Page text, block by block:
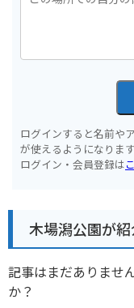
ログインすると名前や
が使えるようになります
ログイン・会員登録は
木場潟公園が
記事はまだありませ
か？